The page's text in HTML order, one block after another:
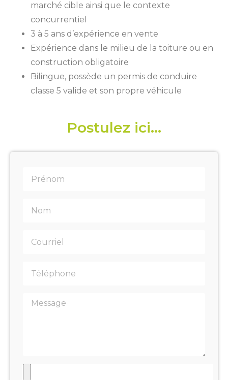
marché cible ainsi que le contexte
concurrentiel
3 à 5 ans d’expérience en vente
Expérience dans le milieu de la toiture ou en
construction obligatoire
Bilingue, possède un permis de conduire
classe 5 valide et son propre véhicule
Postulez ici...